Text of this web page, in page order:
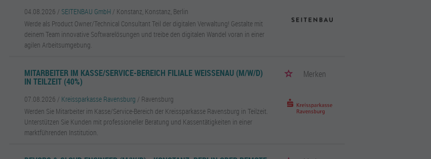
04.08.2026 / SEITENBAU GmbH / Konstanz, Konstanz, Berlin
Werde als Product Owner/Technical Consultant Teil der digitalen Verwaltung! Gestalte mit
deinem Team innovative Softwarelösungen und treibe den digitalen Wandel voran in einer
agilen Arbeitsumgebung.
MITARBEITER IM KASSE/SERVICE-BEREICH FILIALE WEISSENAU (M/W/D)
IN TEILZEIT (40%)
Merken
07.08.2026 / Kreissparkasse Ravensburg / Ravensburg
Werden Sie Mitarbeiter im Kasse/Service-Bereich der Kreissparkasse Ravensburg in Teilzeit.
Unterstützen Sie Kunden mit professioneller Beratung und Kassentätigkeiten in einer
marktführenden Institution.